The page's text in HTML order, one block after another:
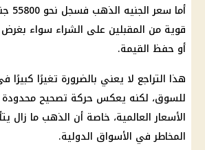
أما سعر الجنيه الذهب
قوية من المقبلين على الشراء سواء بغرض
أو حفظ القيمة.
هذا التراجع لا يعني بالضرورة تغيرًا كبيرًا
للسوق، لكنه يعكس حركة تصحيح محدودة
الأسعارالعالمية، خاصة أن الذهب ما زال
المخاطر في الأسواق الدولية.